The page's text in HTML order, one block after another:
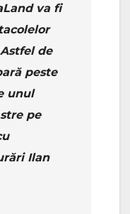
va fi
de
peste
unul
pe
Ilan